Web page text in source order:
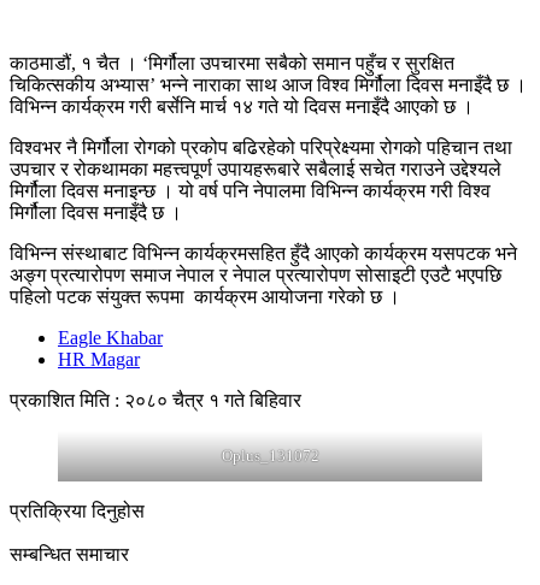
काठमाडौं, १ चैत । ‘मिर्गौला उपचारमा सबैको समान पहुँच र सुरक्षित
चिकित्सकीय अभ्यास’ भन्ने नाराका साथ आज विश्व मिर्गौला दिवस मनाइँदै छ ।
विभिन्न कार्यक्रम गरी बर्सेनि मार्च १४ गते यो दिवस मनाइँदै आएको छ ।
विश्वभर नै मिर्गौला रोगको प्रकोप बढिरहेको परिप्रेक्ष्यमा रोगको पहिचान तथा
उपचार र रोकथामका महत्त्वपूर्ण उपायहरूबारे सबैलाई सचेत गराउने उद्देश्यले
मिर्गौला दिवस मनाइन्छ । यो वर्ष पनि नेपालमा विभिन्न कार्यक्रम गरी विश्व
मिर्गौला दिवस मनाइँदै छ ।
विभिन्न संस्थाबाट विभिन्न कार्यक्रमसहित हुँदै आएको कार्यक्रम यसपटक भने
अङ्ग प्रत्यारोपण समाज नेपाल र नेपाल प्रत्यारोपण सोसाइटी एउटै भएपछि
पहिलो पटक संयुक्त रूपमा कार्यक्रम आयोजना गरेको छ ।
Eagle Khabar
HR Magar
प्रकाशित मिति : २०८० चैत्र १ गते बिहिवार
Oplus_131072
प्रतिक्रिया दिनुहोस
सम्बन्धित समाचार